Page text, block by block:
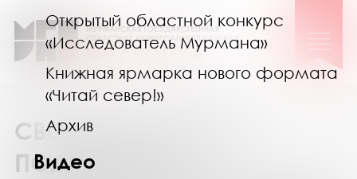
Открытый областной конкурс
«Исследователь Мурмана»
Книжная ярмарка нового формата
«Читай север!»
Архив
Видео
СВОДНЫЙ КАТАЛОГ
ПОДПИСКИ НА